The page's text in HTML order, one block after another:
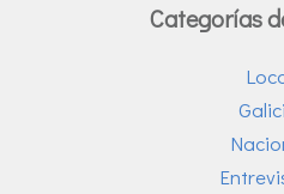
Categorías